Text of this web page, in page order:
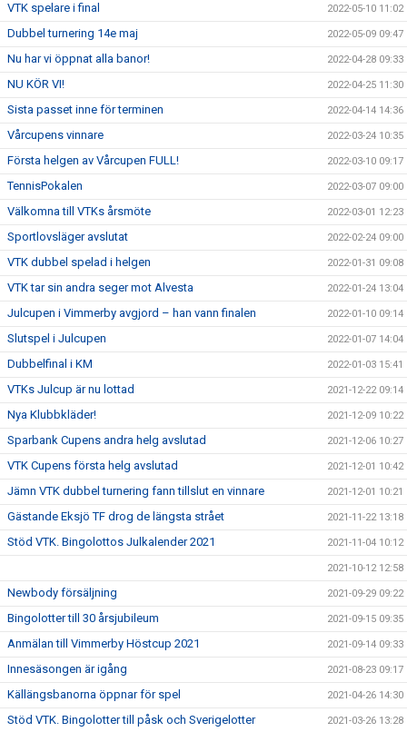
VTK spelare i final 2022-05-10 11:02
Dubbel turnering 14e maj 2022-05-09 09:47
Nu har vi öppnat alla banor! 2022-04-28 09:33
NU KÖR VI! 2022-04-25 11:30
Sista passet inne för terminen 2022-04-14 14:36
Vårcupens vinnare 2022-03-24 10:35
Första helgen av Vårcupen FULL! 2022-03-10 09:17
TennisPokalen 2022-03-07 09:00
Välkomna till VTKs årsmöte 2022-03-01 12:23
Sportlovsläger avslutat 2022-02-24 09:00
VTK dubbel spelad i helgen 2022-01-31 09:08
VTK tar sin andra seger mot Alvesta 2022-01-24 13:04
Julcupen i Vimmerby avgjord – han vann finalen 2022-01-10 09:14
Slutspel i Julcupen 2022-01-07 14:04
Dubbelfinal i KM 2022-01-03 15:41
VTKs Julcup är nu lottad 2021-12-22 09:14
Nya Klubbkläder! 2021-12-09 10:22
Sparbank Cupens andra helg avslutad 2021-12-06 10:27
VTK Cupens första helg avslutad 2021-12-01 10:42
Jämn VTK dubbel turnering fann tillslut en vinnare 2021-12-01 10:21
Gästande Eksjö TF drog de längsta strået 2021-11-22 13:18
Stöd VTK. Bingolottos Julkalender 2021 2021-11-04 10:12
2021-10-12 12:58
Newbody försäljning 2021-09-29 09:22
Bingolotter till 30 årsjubileum 2021-09-15 09:35
Anmälan till Vimmerby Höstcup 2021 2021-09-14 09:33
Innesäsongen är igång 2021-08-23 09:17
Källängsbanorna öppnar för spel 2021-04-26 14:30
Stöd VTK. Bingolotter till påsk och Sverigelotter 2021-03-26 13:28